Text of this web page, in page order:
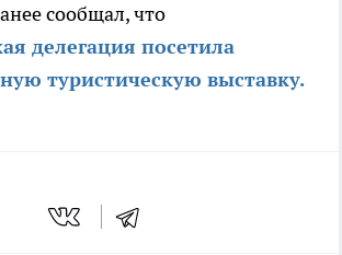
сообщал, что
делегация посетила
туристическую выставку.